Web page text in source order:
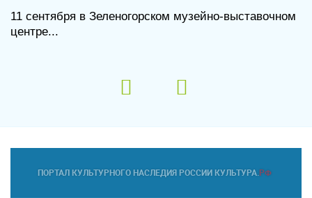
11 сентября в Зеленогорском музейно-выставочном
центре...